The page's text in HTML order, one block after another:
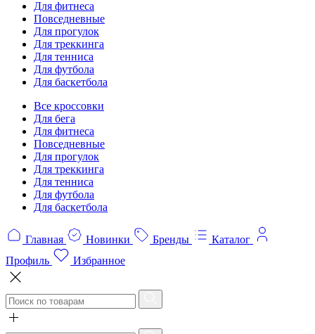
Для фитнеса
Повседневные
Для прогулок
Для треккинга
Для тенниса
Для футбола
Для баскетбола
Все кроссовки
Для бега
Для фитнеса
Повседневные
Для прогулок
Для треккинга
Для тенниса
Для футбола
Для баскетбола
Главная Новинки Бренды
Каталог
Профиль
Избранное